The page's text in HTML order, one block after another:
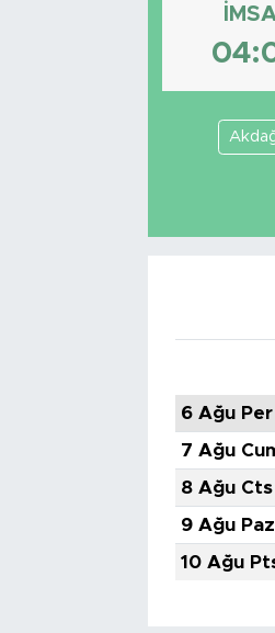
6 Ağu Per
7 Ağu
8 Ağu Cts
9 Ağu Paz
10 Ağu
Resmi İlanlar